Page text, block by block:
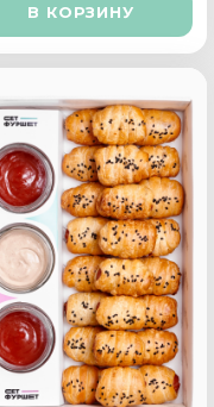
В КОРЗИНУ